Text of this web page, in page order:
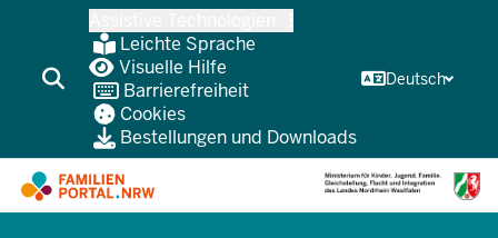
wechseln
Leichte Sprache
Visuelle Hilfe
Barrierefreiheit
Cookies
Bestellungen und Downloads
Deutsch